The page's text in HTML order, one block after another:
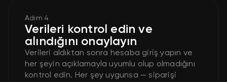
Adım 4
Verileri kontrol edin ve
alındığını onaylayın
Verileri aldıktan sonra hesaba giriş yapın ve
her şeyin açıklamayla uyumlu olup olmadığını
kontrol edin. Her şey uygunsa — siparişi